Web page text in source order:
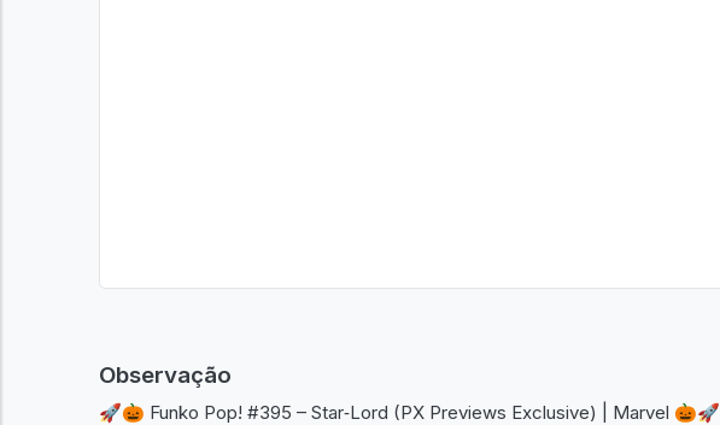
Observação
🚀🎃 Funko Pop! #395 – Star‑Lord (PX Previews Exclusive) | Marvel 🎃🚀